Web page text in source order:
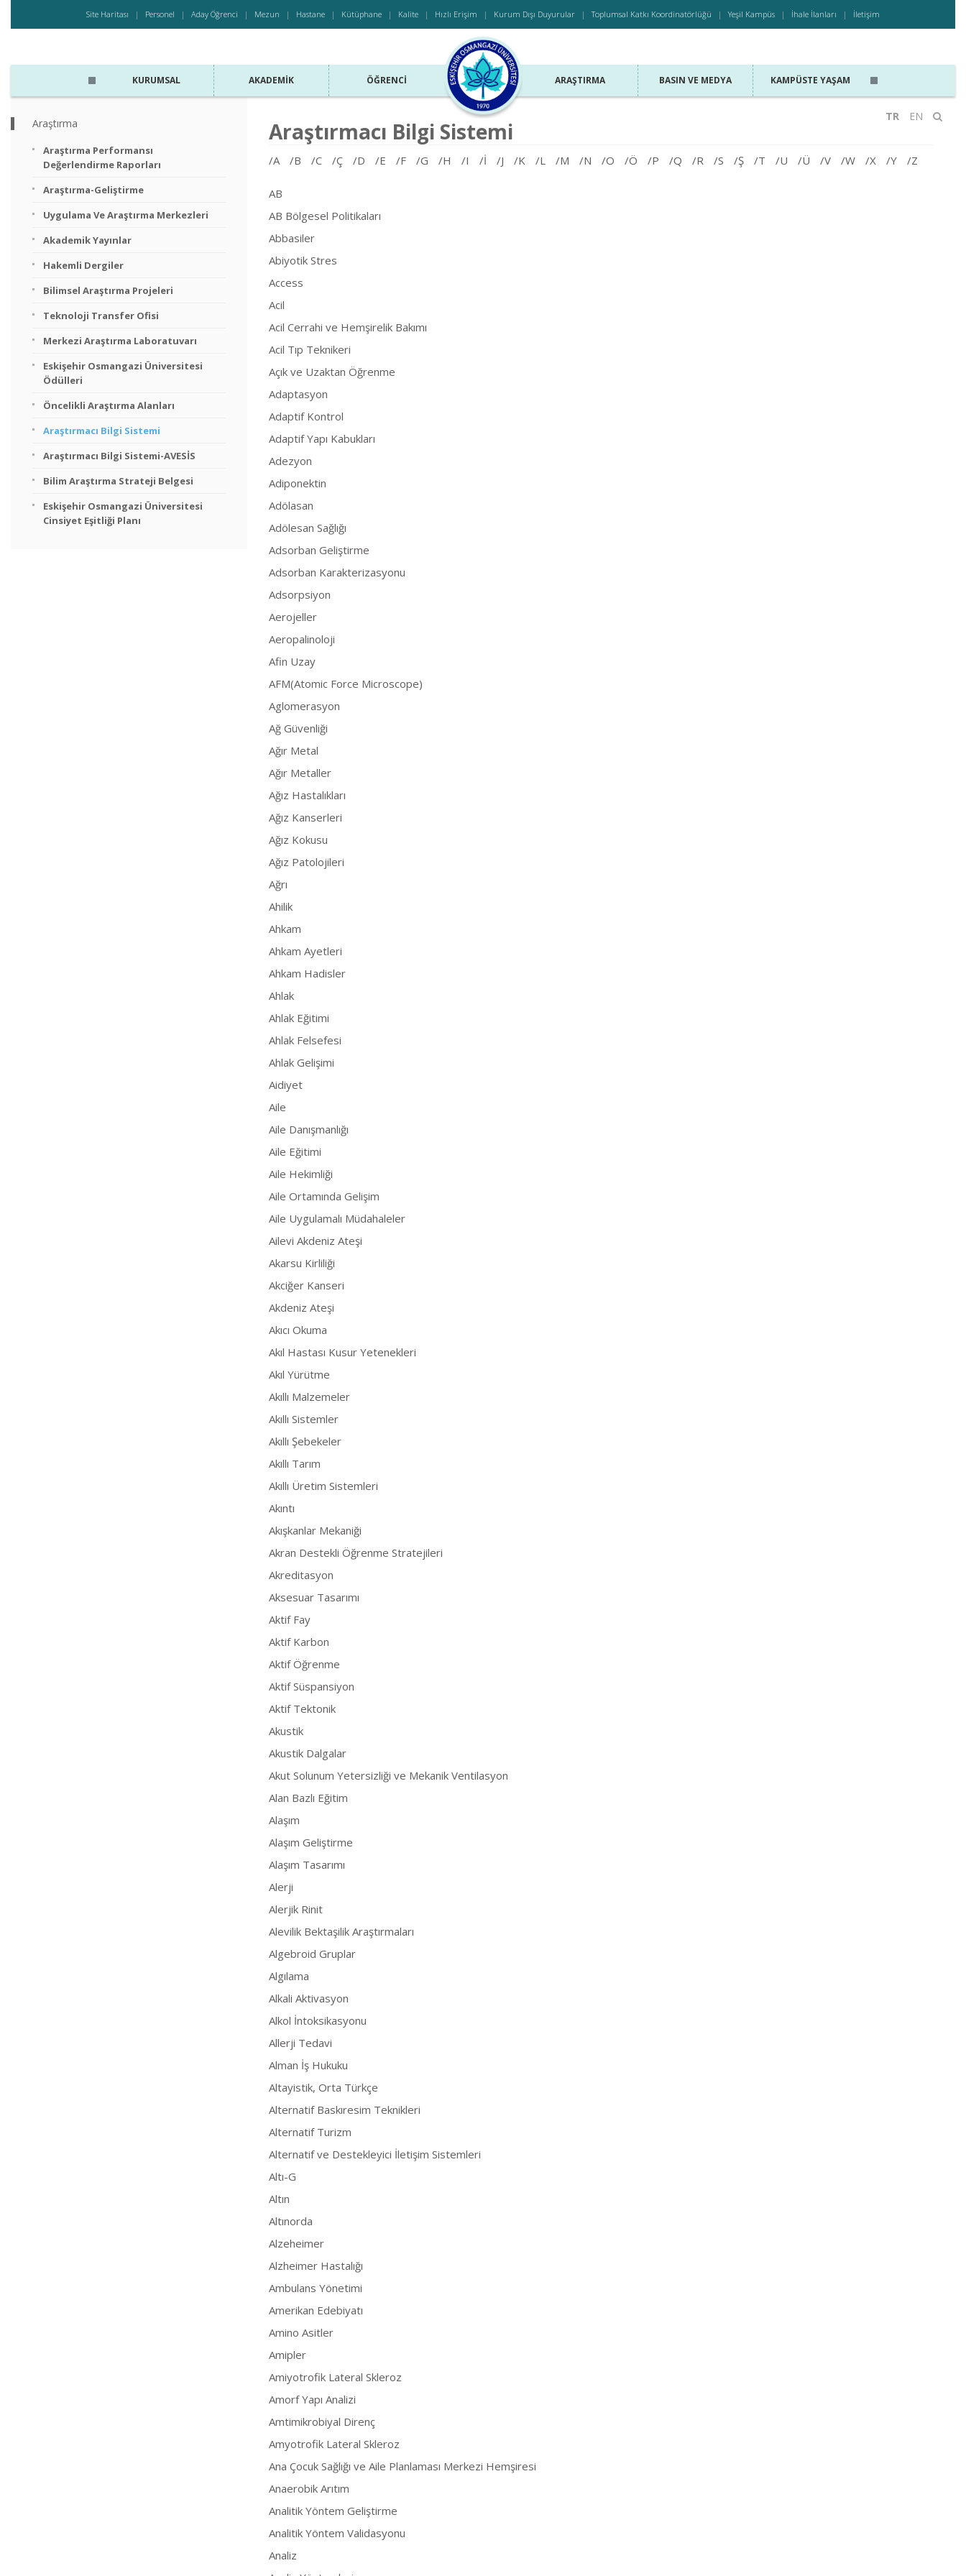
Site Haritası Personel Aday Öğrenci Mezun Hastane Kütüphane Kalite Hızlı Erişim Kurum Dışı Duyurular Toplumsal Katkı Koordinatörlüğü Yeşil Kampüs İhale İlanları İletişim
TR EN
KURUMSAL AKADEMIK ÖĞRENCI ARAŞTIRMA BASIN VE MEDYA KAMPÜSTE YAŞAM
Araştırmacı Bilgi Sistemi
/A /B /C /Ç /D /E /F /G /H /I /İ /J /K /L /M /N /O /Ö /P /Q /R /S /Ş /T /U /Ü /V /W /X /Y /Z
AB
AB Bölgesel Politikaları
Abbasiler
Abiyotik Stres
Access
Acil
Acil Cerrahi ve Hemşirelik Bakımı
Acil Tıp Teknikeri
Açık ve Uzaktan Öğrenme
Adaptasyon
Adaptif Kontrol
Adaptif Yapı Kabukları
Adezyon
Adiponektin
Adölasan
Adölesan Sağlığı
Adsorban Geliştirme
Adsorban Karakterizasyonu
Adsorpsiyon
Aerojeller
Aeropalinoloji
Afin Uzay
AFM(Atomic Force Microscope)
Aglomerasyon
Ağ Güvenliği
Ağır Metal
Ağır Metaller
Ağız Hastalıkları
Ağız Kanserleri
Ağız Kokusu
Ağız Patolojileri
Ağrı
Ahilik
Ahkam
Ahkam Ayetleri
Ahkam Hadisler
Ahlak
Ahlak Eğitimi
Ahlak Felsefesi
Ahlak Gelişimi
Aidiyet
Aile
Aile Danışmanlığı
Aile Eğitimi
Aile Hekimliği
Aile Ortamında Gelişim
Aile Uygulamalı Müdahaleler
Ailevi Akdeniz Ateşi
Akarsu Kirliliği
Akciğer Kanseri
Akdeniz Ateşi
Akıcı Okuma
Akıl Hastası Kusur Yetenekleri
Akıl Yürütme
Akıllı Malzemeler
Akıllı Sistemler
Akıllı Şebekeler
Akıllı Tarım
Akıllı Üretim Sistemleri
Akıntı
Akışkanlar Mekaniği
Akran Destekli Öğrenme Stratejileri
Akreditasyon
Aksesuar Tasarımı
Aktif Fay
Aktif Karbon
Aktif Öğrenme
Aktif Süspansiyon
Aktif Tektonik
Akustik
Akustik Dalgalar
Akut Solunum Yetersizliği ve Mekanik Ventilasyon
Alan Bazlı Eğitim
Alaşım
Alaşım Geliştirme
Alaşım Tasarımı
Alerji
Alerjik Rinit
Alevilik Bektaşilik Araştırmaları
Algebroid Gruplar
Algılama
Alkali Aktivasyon
Alkol İntoksikasyonu
Allerji Tedavi
Alman İş Hukuku
Altayistik, Orta Türkçe
Alternatif Baskıresim Teknikleri
Alternatif Turizm
Alternatif ve Destekleyici İletişim Sistemleri
Altı-G
Altın
Altınorda
Alzeheimer
Alzheimer Hastalığı
Ambulans Yönetimi
Amerikan Edebiyatı
Amino Asitler
Amipler
Amiyotrofik Lateral Skleroz
Amorf Yapı Analizi
Amtimikrobiyal Direnç
Amyotrofik Lateral Skleroz
Ana Çocuk Sağlığı ve Aile Planlaması Merkezi Hemşiresi
Anaerobik Arıtım
Analitik Yöntem Geliştirme
Analitik Yöntem Validasyonu
Analiz
Araştırma
Araştırma Performansı
Değerlendirme Raporları
Araştırma-Geliştirme
Uygulama Ve Araştırma Merkezleri
Akademik Yayınlar
Hakemli Dergiler
Bilimsel Araştırma Projeleri
Teknoloji Transfer Ofisi
Merkezi Araştırma Laboratuvarı
Eskişehir Osmangazi Üniversitesi
Ödülleri
Öncelikli Araştırma Alanları
Araştırmacı Bilgi Sistemi
Araştırmacı Bilgi Sistemi-AVESİS
Bilim Araştırma Strateji Belgesi
Eskişehir Osmangazi Üniversitesi
Cinsiyet Eşitliği Planı